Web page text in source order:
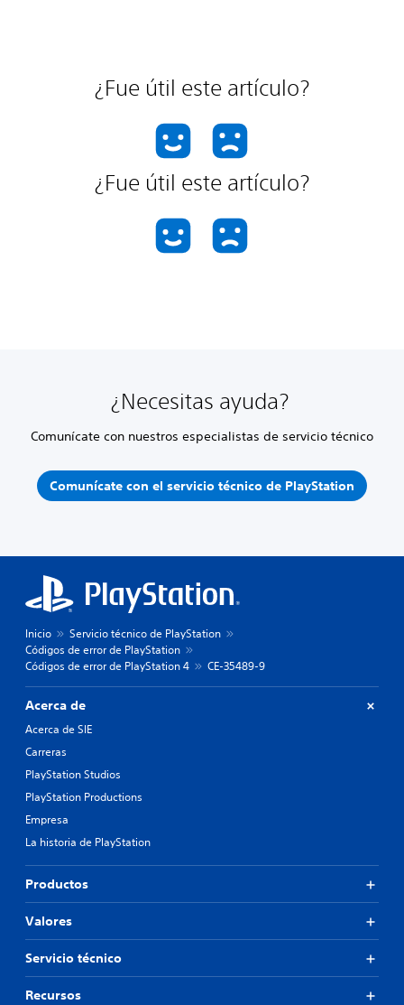
¿Fue útil este artículo?
¿Fue útil este artículo?
¿Necesitas ayuda?
Comunícate con nuestros especialistas de servicio técnico
Comunícate con el servicio técnico de PlayStation
Inicio
Servicio técnico de PlayStation
Códigos de error de PlayStation
Códigos de error de PlayStation 4
CE-35489-9
Acerca de
Acerca de SIE
Carreras
PlayStation Studios
PlayStation Productions
Empresa
La historia de PlayStation
Productos
Valores
Servicio técnico
Recursos